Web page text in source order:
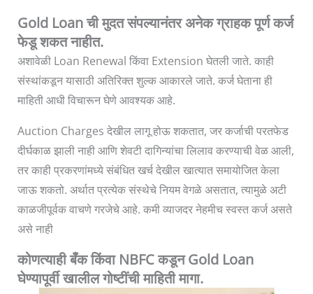
Gold Loan ची मुदत संपल्यानंतर अनेक ग्राहक पूर्ण कर्ज
फेडू शकत नाहीत.
अशावेळी Loan Renewal किंवा Extension घेतली जाते. काही
संस्थांकडून यासाठी अतिरिक्त शुल्क आकारले जाते. कर्ज घेताना ही
माहिती आधी विचारून घेणे आवश्यक आहे.
Auction Charges देखील लागू होऊ शकतात, जर कर्जाची परतफेड
दीर्घकाळ झाली नाही आणि शेवटी दागिन्यांचा लिलाव करण्याची वेळ आली,
तर काही प्रकरणांमध्ये संबंधित खर्च देखील खात्यात समायोजित केला
जाऊ शकतो. अर्थात प्रत्येक संस्थेचे नियम वेगळे असतात, त्यामुळे अटी
काळजीपूर्वक वाचणे गरजेचे आहे. कमी व्याजदर नेहमीच स्वस्त कर्ज असते
असे नाही
कोणत्याही बँक किंवा NBFC कडून Gold Loan
घेण्यापूर्वी खालील गोष्टींची माहिती मागा.